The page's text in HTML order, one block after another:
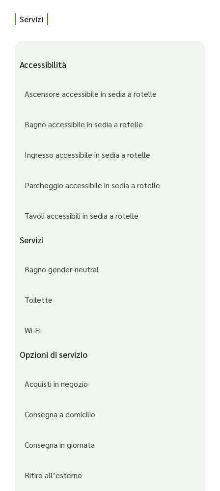
Servizi
Accessibilità
Ascensore accessibile in sedia a rotelle
Bagno accessibile in sedia a rotelle
Ingresso accessibile in sedia a rotelle
Parcheggio accessibile in sedia a rotelle
Tavoli accessibili in sedia a rotelle
Servizi
Bagno gender-neutral
Toilette
Wi-Fi
Opzioni di servizio
Acquisti in negozio
Consegna a domicilio
Consegna in giornata
Ritiro all’esterno